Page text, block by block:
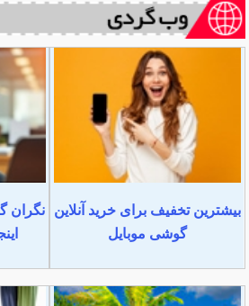
بیشترین تخفیف برای خرید آنلاین
گوشی موبایل
نگران